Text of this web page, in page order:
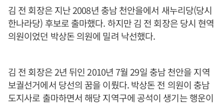
김 전 회장은 지난 2008년 충남 천안을에서 새누리당(당시
한나라당) 후보로 출마했다. 하지만 김 전 회장은 당시 현역
의원이었던 박상돈 의원에 밀려 낙선했다.
김 전 회장은 2년 뒤인 2010년 7월 29일 충남 천안을 지역
보궐선거에서 당선의 꿈을 이뤘다. 박상돈 전 의원이 충남
도지사로 출마하면서 해당 지역구에 공석이 생기는 행운이